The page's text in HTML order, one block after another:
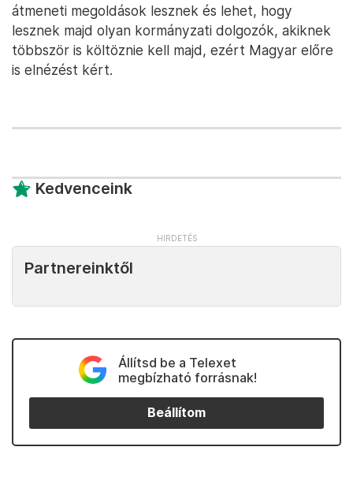
átmeneti megoldások lesznek és lehet, hogy
lesznek majd olyan kormányzati dolgozók, akiknek
többször is költöznie kell majd, ezért Magyar előre
is elnézést kért.
Kedvenceink
Partnereinktől
Állítsd be a Telexet
megbízható forrásnak!
Beállítom